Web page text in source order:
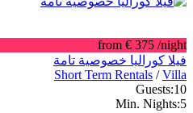
from € 375 /night
فيلا كوراليا خصوصية تامة
Short Term Rentals /Villa
Guests:10
Min. Nights:5